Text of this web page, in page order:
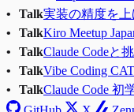
Talk実装の精度を
TalkKiro Meetup
TalkClaude Codeと
TalkVibe Coding
TalkClaude Code 初